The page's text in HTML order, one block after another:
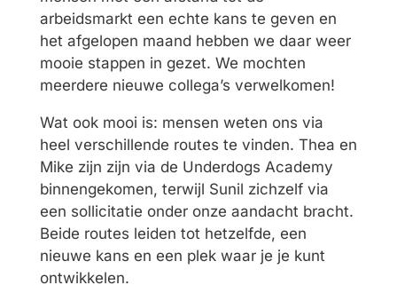
arbeidsmarkt een echte kans te geven en
het afgelopen maand hebben we daar weer
mooie stappen in gezet. We mochten
meerdere nieuwe collega’s verwelkomen!
Wat ook mooi is: mensen weten ons via
heel verschillende routes te vinden. Thea en
Mike zijn zijn via de Underdogs Academy
binnengekomen, terwijl Sunil zichzelf via
een sollicitatie onder onze aandacht bracht.
Beide routes leiden tot hetzelfde, een
nieuwe kans en een plek waar je je kunt
ontwikkelen.